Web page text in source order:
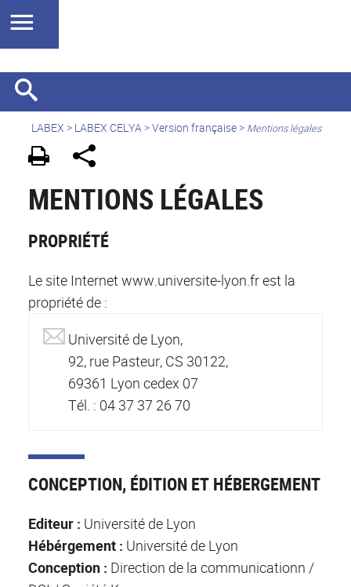
LABEX > LABEX CELYA>Version française> Mentions légales
MENTIONS LÉGALES
PROPRIÉTÉ
Le site Internet www.universite-lyon.fr est la
propriété de :
Université de Lyon,
92, rue Pasteur, CS 30122,
69361 Lyon cedex 07
Tél. : 04 37 37 26 70
CONCEPTION, ÉDITION ET HÉBERGEMENT
Editeur : Université de Lyon
Hébérgement : Université de Lyon
Conception : Direction de la communicationn /